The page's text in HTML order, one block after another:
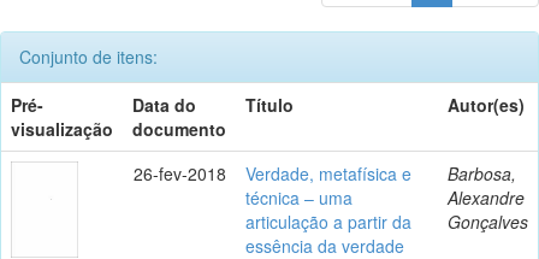
Conjunto de itens:
Pré-
visualização
Data do
documento
Título Autor(es)
26-fev-2018
Verdade, metafísica e
técnica – uma
articulação a partir da
essência da verdade
Barbosa,
Alexandre
Gonçalves